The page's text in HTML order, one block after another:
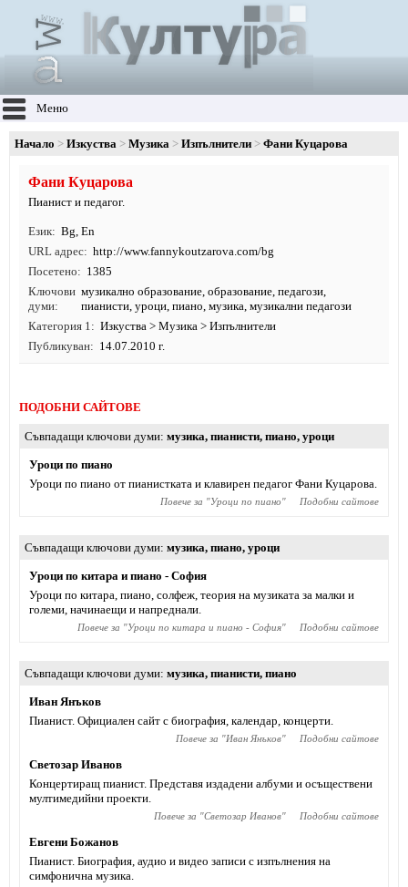
Меню
Начало Изкуства Музика Изпълнители Фани Куцарова
Фани Куцарова
Пианист и педагог.
Език Bg, En
URL адрес
http://www.fannykoutzarova.com/bg
Посетено
1385
Ключови
думи
музикално образование, образование, педагози,
пианисти, уроци, пиано, музика, музикални педагози
Категория 1
Изкуства > Музика > Изпълнители
Публикуван
14.07.2010 г.
ПОДОБНИ САЙТОВЕ
Съвпадащи ключови думи музика, пианисти, пиано, уроци
Уроци по пиано
Уроци по пиано от пианистката и клавирен педагог Фани Куцарова.
Повече за "Уроци по пиано" Подобни сайтове
Съвпадащи ключови думи музика, пиано, уроци
Уроци по китара и пиано - София
Уроци по китара, пиано, солфеж, теория на музиката за малки и
големи, начинаещи и напреднали.
Повече за "Уроци по китара и пиано - София" Подобни сайтове
Съвпадащи ключови думи музика, пианисти, пиано
Иван Янъков
Пианист. Официален сайт с биография, календар, концерти.
Повече за "Иван Янъков" Подобни сайтове
Светозар Иванов
Концертиращ пианист. Представя издадени албуми и осъществени
мултимедийни проекти.
Повече за "Светозар Иванов" Подобни сайтове
Евгени Божанов
Пианист. Биография, аудио и видео записи с изпълнения на
симфонична музика.